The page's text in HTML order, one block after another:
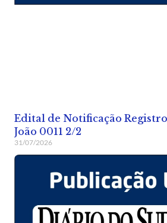
Edital de Notificação
João 0011 2/2
31/07/2026